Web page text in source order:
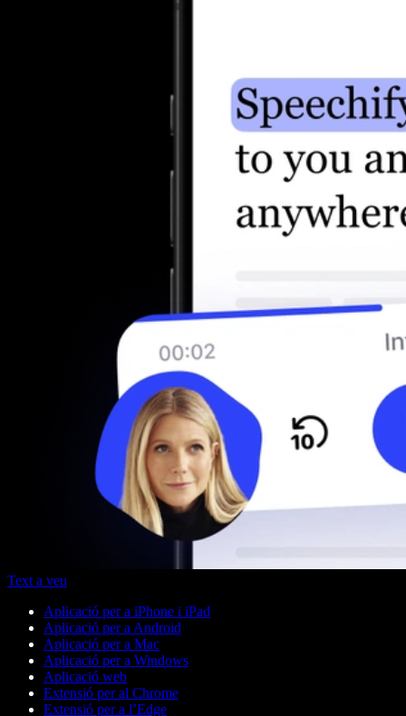
Text a veu
Aplicació per a iPhone i iPad
Aplicació per a Android
Aplicació per a Mac
Aplicació per a Windows
Aplicació web
Extensió per al Chrome
Extensió per a l’Edge